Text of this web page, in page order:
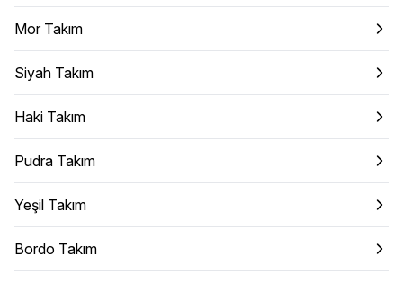
Mor Takım
Siyah Takım
Haki Takım
Pudra Takım
Yeşil Takım
Bordo Takım